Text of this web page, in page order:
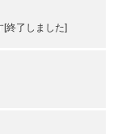
終了しました]